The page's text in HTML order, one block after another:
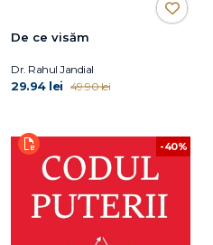
De ce visăm
Dr. Rahul Jandial
29.94 lei 49.90 lei
-40%